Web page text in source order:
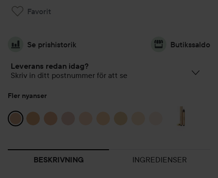
Favorit
Se prishistorik Butikssaldo
Leverans redan idag?
Skriv in ditt postnummer för att se
Fler nyanser
BESKRIVNING INGREDIENSER